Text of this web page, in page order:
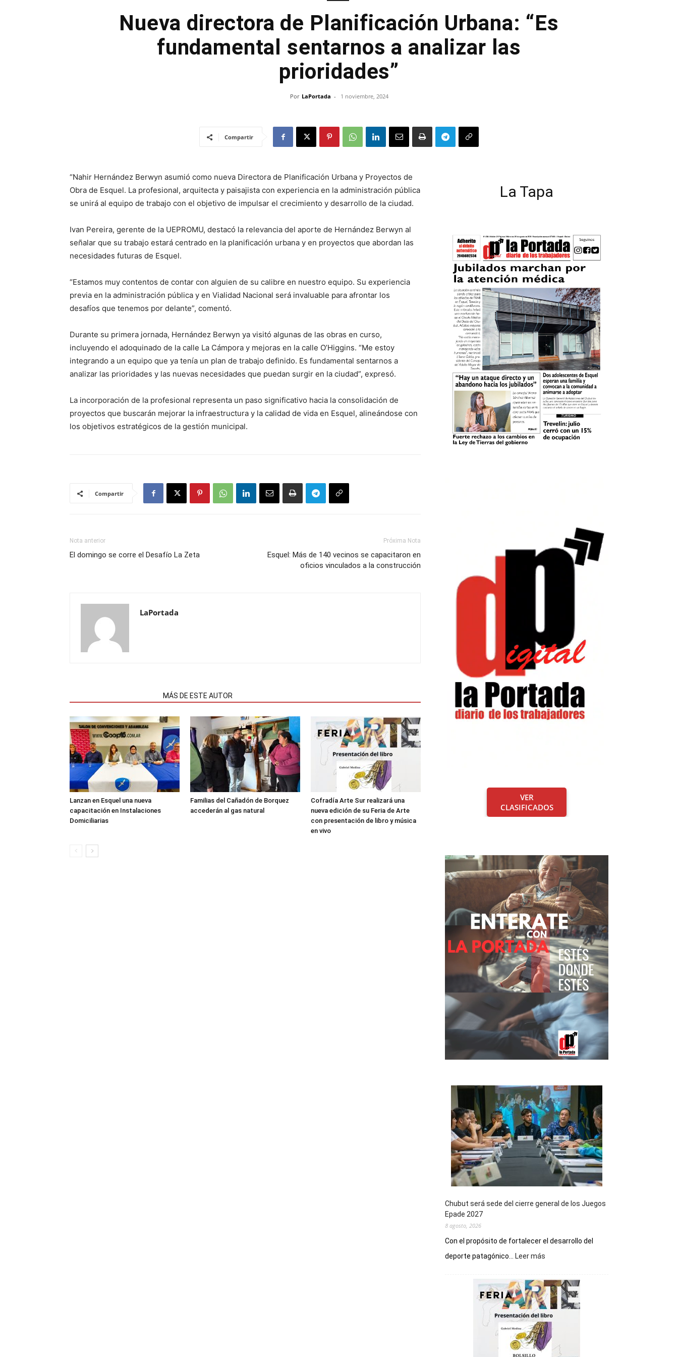
Nueva directora de Planificación Urbana: “Es
fundamental sentarnos a analizar las
prioridades”
Por LaPortada - 1 noviembre, 2024
Compartir
“Nahir Hernández Berwyn asumió como nueva Directora de Planificación Urbana y Proyectos de
Obra de Esquel. La profesional, arquitecta y paisajista con experiencia en la administración pública
se unirá al equipo de trabajo con el objetivo de impulsar el crecimiento y desarrollo de la ciudad.
Ivan Pereira, gerente de la UEPROMU, destacó la relevancia del aporte de Hernández Berwyn al
señalar que su trabajo estará centrado en la planificación urbana y en proyectos que abordan las
necesidades futuras de Esquel.
“Estamos muy contentos de contar con alguien de su calibre en nuestro equipo. Su experiencia
previa en la administración pública y en Vialidad Nacional será invaluable para afrontar los
desafíos que tenemos por delante”, comentó.
Durante su primera jornada, Hernández Berwyn ya visitó algunas de las obras en curso,
incluyendo el adoquinado de la calle La Cámpora y mejoras en la calle O’Higgins. “Me estoy
integrando a un equipo que ya tenía un plan de trabajo definido. Es fundamental sentarnos a
analizar las prioridades y las nuevas necesidades que puedan surgir en la ciudad”, expresó.
La incorporación de la profesional representa un paso significativo hacia la consolidación de
proyectos que buscarán mejorar la infraestructura y la calidad de vida en Esquel, alineándose con
los objetivos estratégicos de la gestión municipal.
Compartir
Nota anterior
El domingo se corre el Desafío La Zeta
Próxima Nota
Esquel: Más de 140 vecinos se capacitaron en
oficios vinculados a la construcción
LaPortada
MÁS DE ESTE AUTOR
Lanzan en Esquel una nueva
capacitación en Instalaciones
Domiciliarias
Familias del Cañadón de Borquez
accederán al gas natural
Cofradía Arte Sur realizará una
nueva edición de su Feria de Arte
con presentación de libro y música
en vivo
La Tapa
VER
CLASIFICADOS
Chubut será sede del cierre general de los Juegos
Epade 2027
8 agosto, 2026
Con el propósito de fortalecer el desarrollo del
deporte patagónico...
Leer más
sede
del
cierre
general
de
los
Juegos